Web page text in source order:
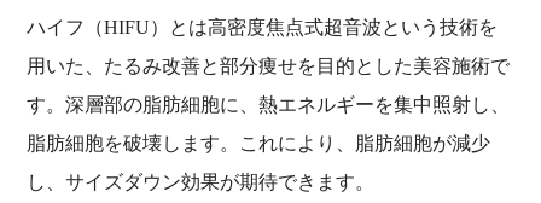
ハイフ（HIFU）とは高密度焦点式超音波という技術を
用いた、たるみ改善と部分痩せを目的とした美容施術で
す。深層部の脂肪細胞に、熱エネルギーを集中照射し、
脂肪細胞を破壊します。これにより、脂肪細胞が減少
し、サイズダウン効果が期待できます。